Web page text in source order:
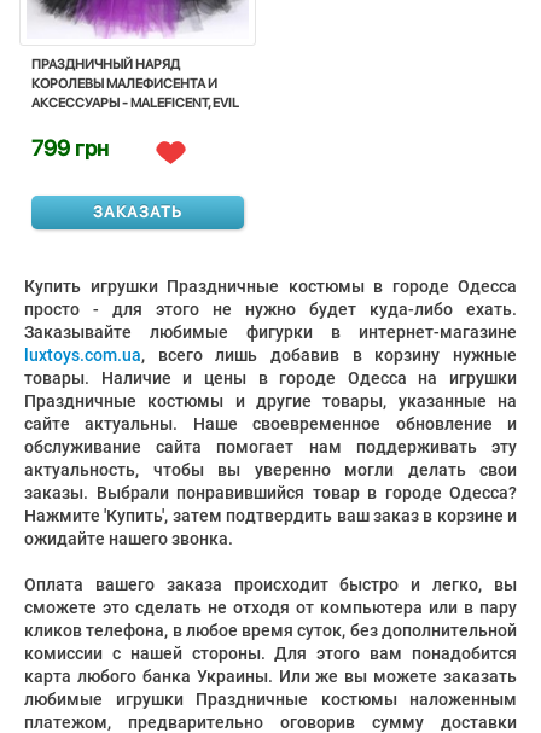
ПРАЗДНИЧНЫЙ НАРЯД
КОРОЛЕВЫ МАЛЕФИСЕНТА И
АКСЕССУАРЫ - MALEFICENT, EVIL
799 грн
ЗАКАЗАТЬ
Купить игрушки Праздничные костюмы в городе Одесса
просто - для этого не нужно будет куда-либо ехать.
Заказывайте любимые фигурки в интернет-магазине
luxtoys.com.ua, всего лишь добавив в корзину нужные
товары. Наличие и цены в городе Одесса на игрушки
Праздничные костюмы и другие товары, указанные на
сайте актуальны. Наше своевременное обновление и
обслуживание сайта помогает нам поддерживать эту
актуальность, чтобы вы уверенно могли делать свои
заказы. Выбрали понравившийся товар в городе Одесса?
Нажмите 'Купить', затем подтвердить ваш заказ в корзине и
ожидайте нашего звонка.
Оплата вашего заказа происходит быстро и легко, вы
сможете это сделать не отходя от компьютера или в пару
кликов телефона, в любое время суток, без дополнительной
комиссии с нашей стороны. Для этого вам понадобится
карта любого банка Украины. Или же вы можете заказать
любимые игрушки Праздничные костюмы наложенным
платежом, предварительно оговорив сумму доставки